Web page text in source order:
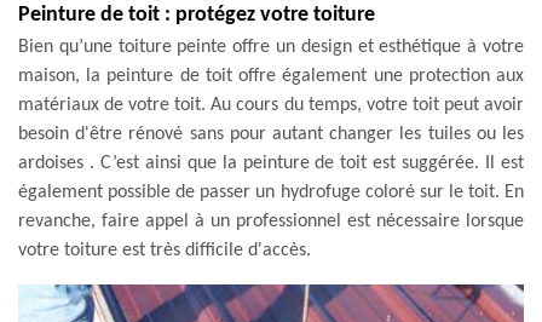
Peinture de toit : protégez votre toiture
Bien qu’une toiture peinte offre un design et esthétique à votre
maison, la peinture de toit offre également une protection aux
matériaux de votre toit. Au cours du temps, votre toit peut avoir
besoin d'être rénové sans pour autant changer les tuiles ou les
ardoises . C’est ainsi que la peinture de toit est suggérée. Il est
également possible de passer un hydrofuge coloré sur le toit. En
revanche, faire appel à un professionnel est nécessaire lorsque
votre toiture est très difficile d'accès.